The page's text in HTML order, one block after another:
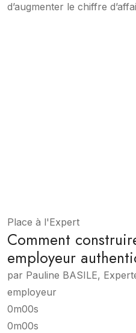
d’augmenter le chiffre
Place à l'Expert
Comment
employeur
par Pauline BASILE,
employeur
0m00s
0m00s